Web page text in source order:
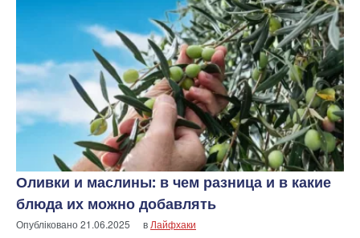
Оливки и маслины: в чем разница и в какие
блюда их можно добавлять
Опубліковано21.06.2025 в Лайфхаки